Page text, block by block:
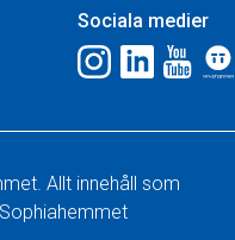
Sociala medier
Allt innehåll som